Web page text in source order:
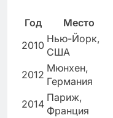
Год Место
2010
Нью-Йорк,
США
2012
Мюнхен,
Германия
2014
Париж,
Франция